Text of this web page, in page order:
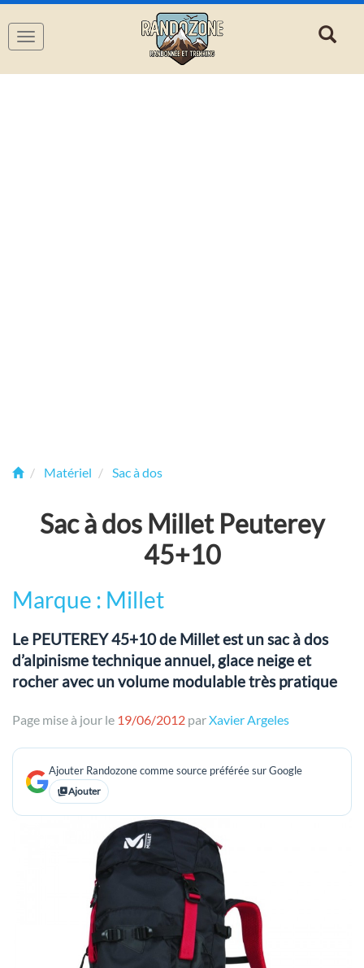
Navigation
Matériel Sac à dos
Sac à dos Millet Peuterey
45+10
Marque : Millet
Le PEUTEREY 45+10 de Millet est un sac à dos
d’alpinisme technique annuel, glace neige et
rocher avec un volume modulable très pratique
Page mise à jour le 19/06/2012 parXavier Argeles
Ajouter Randozone comme source préférée sur Google
Ajouter